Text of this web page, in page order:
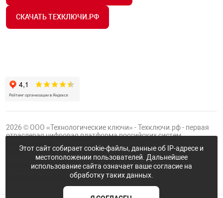
СКАЧАТЬ ТЕХКЛЮЧИ.РФ
2026 © ООО «Технологические ключи» - Техключи.рф - первая
отраслевая цифровая платформа российских систем
ПроектГруппы ФТК
Публичная оферта
Политика конфиденциальности
Этот сайт собирает cookie-файлы, данные об IP-адресе и
местоположении пользователей. Дальнейшее
использование сайта означает ваше согласие на
обработку таких данных.